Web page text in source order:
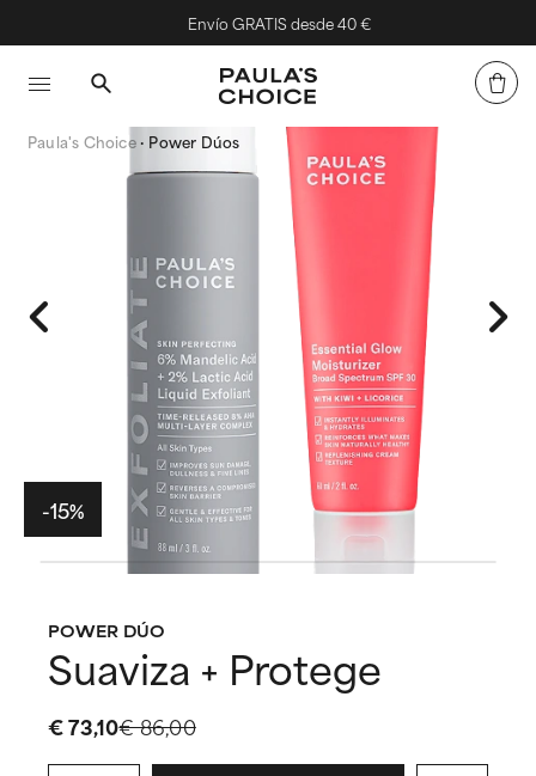
Envío GRATIS desde 40 €
Paula's Choice Power Dúos
-15%
POWER DÚO
Suaviza + Protege
€ 86,00
€ 73,10